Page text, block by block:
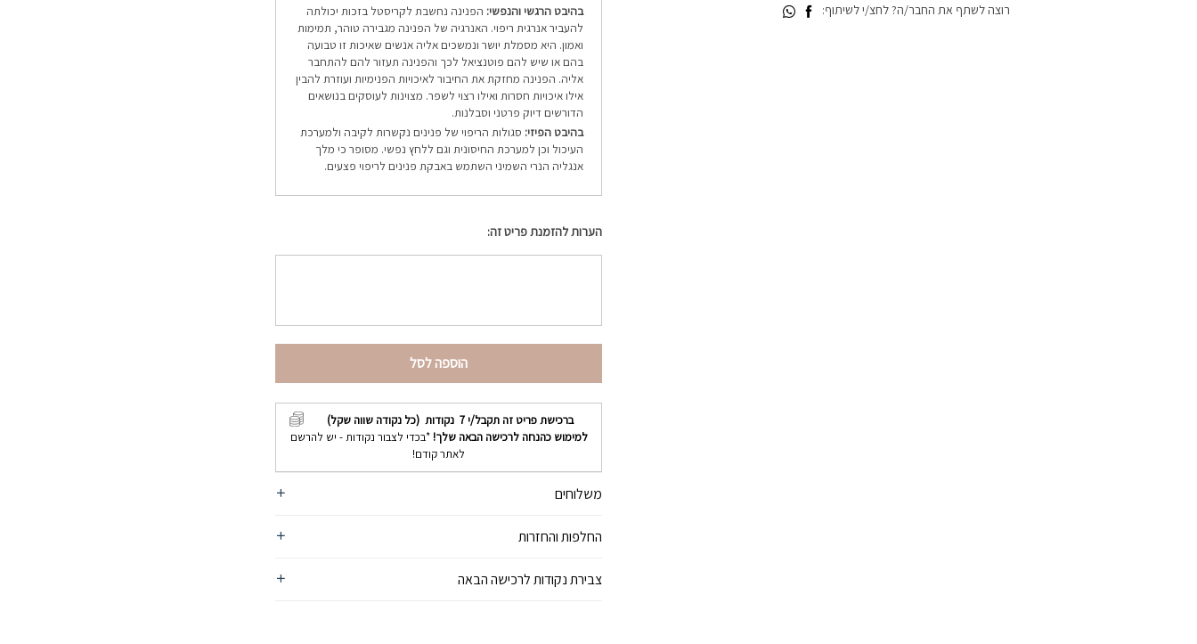
בהיבט הרגשי והנפשי: הפנינה נחשבת לקריסטל בזכות יכולתה
להעביר אנרגית ריפוי. האנרגיה של הפנינה מגבירה טוהר, תמימות
ואמון. היא מסמלת יושר ונמשכים אליה אנשים שאיכות זו טבועה
בהם או שיש להם פוטנציאל לכך והפנינה תעזור להם להתחבר
אליה. הפנינה מחזקת את החיבור לאיכויות הפנימיות ועוזרת להבין
אילו איכויות חסרות ואילו רצוי לשפר. מצוינות לעוסקים בנושאים
הדורשים דיוק פרטני וסבלנות.
בהיבט הפיזי: סגולות הריפוי של פנינים נקשרות לקיבה ולמערכת
העיכול וכן למערכת החיסונית וגם ללחץ נפשי. מסופר כי מלך
אנגליה הנרי השמיני השתמש באבקת פנינים לריפוי פצעים.
הערות להזמנת פריט זה:
הוספה לסל
ברכישת פריט זה תקבל/י 7נקודות (כל נקודה שווה שקל)
למימוש כהנחה לרכישה הבאה שלך! *בכדי לצבור נקודות - יש להרשם
לאתר קודם!
משלוחים
החלפות והחזרות
צבירת נקודות לרכישה הבאה
רוצה לשתף את החבר/ה? לחצ/י לשיתוף: